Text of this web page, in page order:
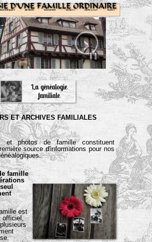
▾ METIERS RACONTER OUTILS ▾ DEFIS & Co ▾ BLOG ▾
›
ET ARCHIVES FAMILIALES
et photos de famille constituent
source d'informations pour nos
famille
est
officiel,